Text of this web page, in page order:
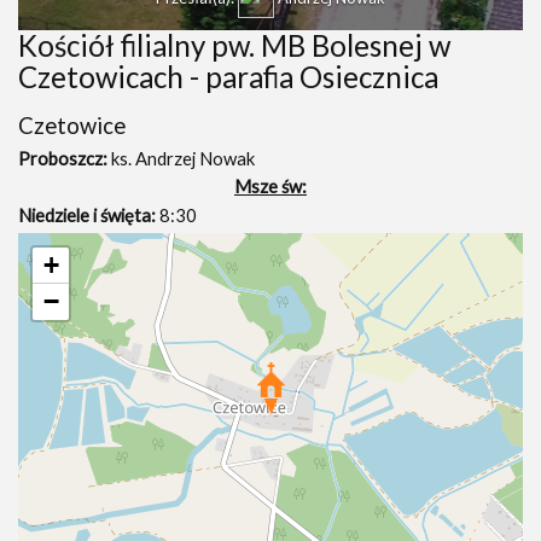
Kościół filialny pw. MB Bolesnej w
Czetowicach - parafia Osiecznica
Czetowice
Proboszcz:ks. Andrzej Nowak
Msze św:
Niedziele i święta:8:30
+
−